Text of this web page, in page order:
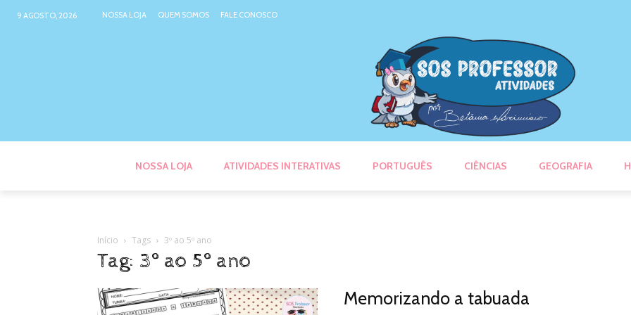
9 AGOSTO, 2026 NOSSA LOJA QUEM SOMOS FALE CONOSCO
NOSSA LOJA ATIVIDADES INTERATIVAS PORTUGUÊS CIÊNCIAS GEOGRAFIA
Início Tags 3º ao 5º ano
Tag: 3º ao 5º ano
Memorizando a tabuada